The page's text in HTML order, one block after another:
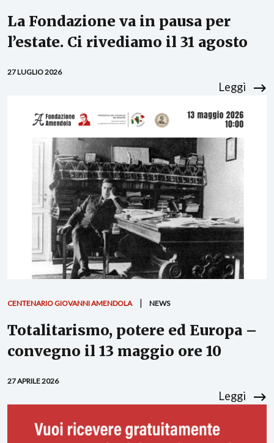
La Fondazione va in pausa per
l’estate. Ci rivediamo il 31 agosto
27 LUGLIO 2026
Leggi
CENTENARIO GIOVANNI AMENDOLA NEWS
Totalitarismo, potere ed Europa –
convegno il 13 maggio ore 10
27 APRILE 2026
Leggi